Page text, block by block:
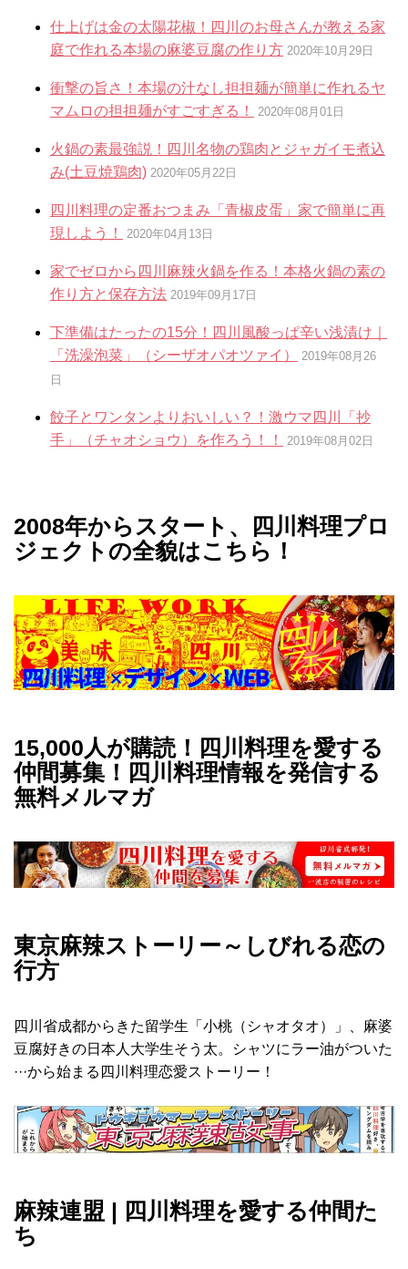
仕上げは金の太陽花椒！四川のお母さんが教える家
庭で作れる本場の麻婆豆腐の作り方 2020年10月29日
衝撃の旨さ！本場の汁なし担担麺が簡単に作れるヤ
マムロの担担麺がすごすぎる！
2020年08月01日
火鍋の素最強説！四川名物の鶏肉とジャガイモ煮込
み(土豆焼鶏肉) 2020年05月22日
四川料理の定番おつまみ「青椒皮蛋」家で簡単に再
現しよう！
2020年04月13日
家でゼロから四川麻辣火鍋を作る！本格火鍋の素の
作り方と保存方法 2019年09月17日
下準備はたったの15分！四川風酸っぱ辛い浅漬け｜
「洗澡泡菜」（シーザオパオツァイ）
2019年08月26
日
餃子とワンタンよりおいしい？！激ウマ四川「抄
手」（チャオショウ）を作ろう！！
2019年08月02日
2008年からスタート、四川料理プロ
ジェクトの全貌はこちら！
15,000人が購読！四川料理を愛する
仲間募集！四川料理情報を発信する
無料メルマガ
東京麻辣ストーリー～しびれる恋の
行方
四川省成都からきた留学生「小桃（シャオタオ）」、麻婆
豆腐好きの日本人大学生そう太。シャツにラー油がついた
···から始まる四川料理恋愛ストーリー！
麻辣連盟 | 四川料理を愛する仲間た
ち